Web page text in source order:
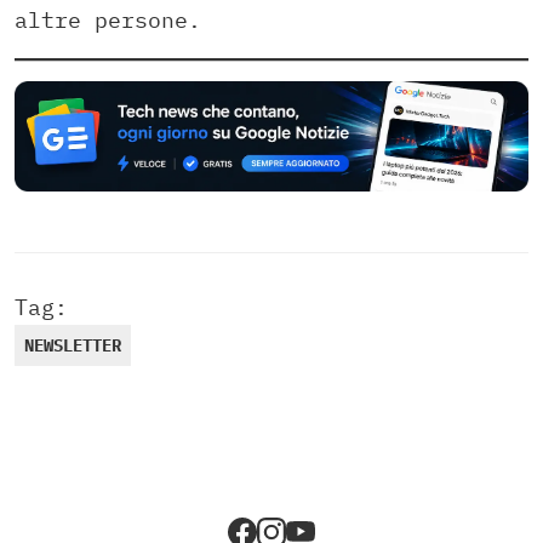
altre persone.
Tag:
NEWSLETTER